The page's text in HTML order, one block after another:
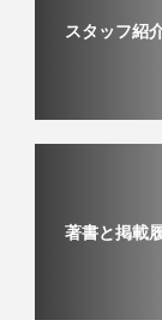
スタッフ紹
著書と掲載